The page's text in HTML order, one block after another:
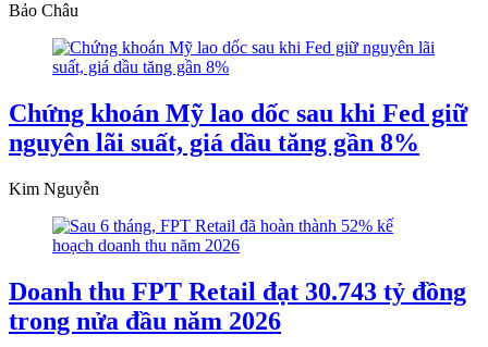
Bảo Châu
Chứng khoán Mỹ lao dốc sau khi Fed giữ
nguyên lãi suất, giá dầu tăng gần 8%
Kim Nguyễn
Doanh thu FPT Retail đạt 30.743 tỷ đồng
trong nửa đầu năm 2026